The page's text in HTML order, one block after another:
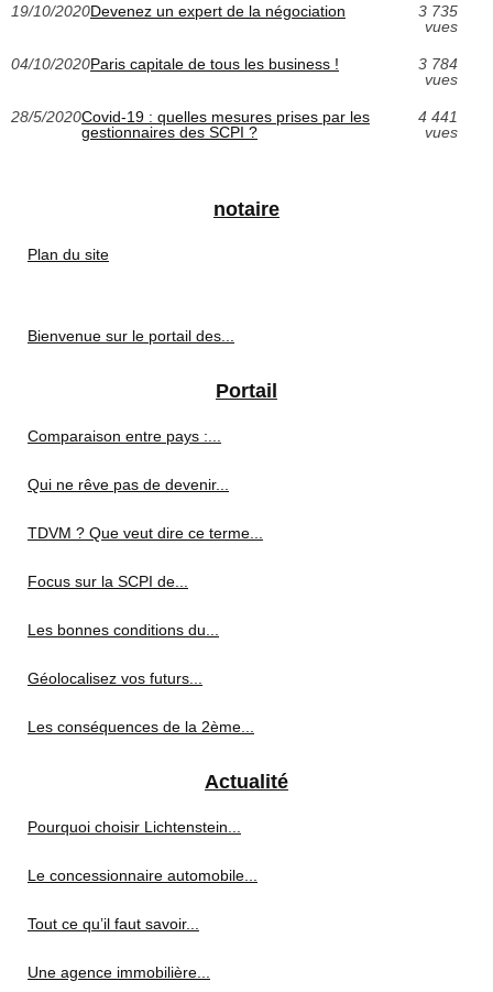
19/10/2020Devenez un expert de la négociation
3 735
vues
04/10/2020Paris capitale de tous les business !
3 784
vues
28/5/2020Covid-19 : quelles mesures prises par les
gestionnaires des SCPI ?
4 441
vues
notaire
Plan du site
Bienvenue sur le portail des...
Portail
Comparaison entre pays :...
Qui ne rêve pas de devenir...
TDVM ? Que veut dire ce terme...
Focus sur la SCPI de...
Les bonnes conditions du...
Géolocalisez vos futurs...
Les conséquences de la 2ème...
Actualité
Pourquoi choisir Lichtenstein...
Le concessionnaire automobile...
Tout ce qu’il faut savoir...
Une agence immobilière...